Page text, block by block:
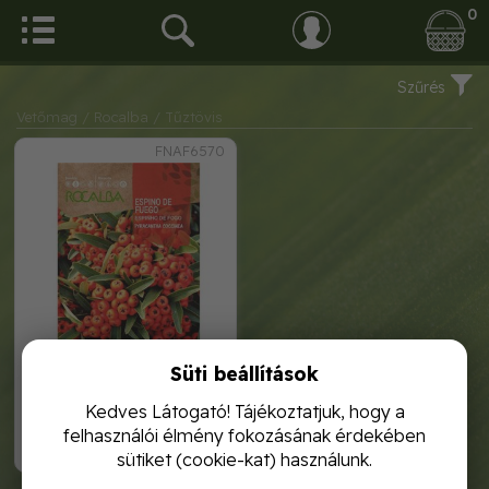
0
Szűrés
Vetőmag / Rocalba
/ Tűztövis
FNAF6570
1 120,-
tűztövis 1g rocalba
Süti beállítások
Kedves Látogató! Tájékoztatjuk, hogy a
felhasználói élmény fokozásának érdekében
sütiket (cookie-kat) használunk.